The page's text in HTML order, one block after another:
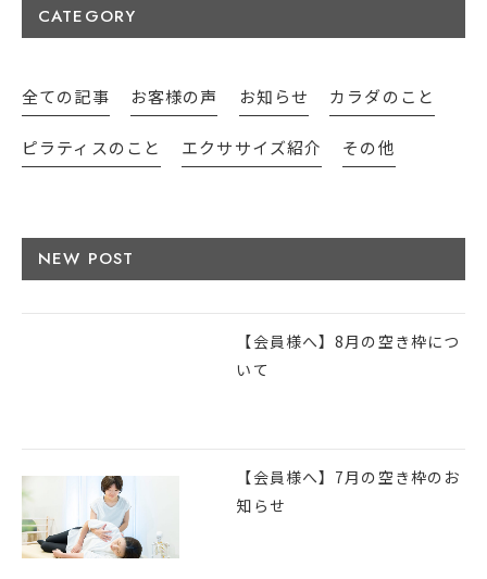
CATEGORY
全ての記事 お客様の声 お知らせ カラダのこと
ピラティスのこと エクササイズ紹介 その他
NEW POST
【会員様へ】8月の空き枠につ
いて
【会員様へ】7月の空き枠のお
知らせ